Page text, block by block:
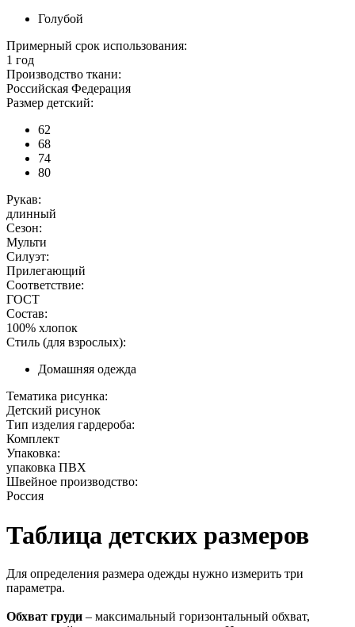
Голубой
Примерный срок использования:
1 год
Производство ткани:
Российская Федерация
Размер детский:
62
68
74
80
Рукав:
длинный
Сезон:
Мульти
Силуэт:
Прилегающий
Соответствие:
ГОСТ
Состав:
100% хлопок
Стиль (для взрослых):
Домашняя одежда
Тематика рисунка:
Детский рисунок
Тип изделия гардероба:
Комплект
Упаковка:
упаковка ПВХ
Швейное производство:
Россия
Таблица детских размеров
Для определения размера одежды нужно измерить три
параметра.
Обхват груди – максимальный горизонтальный обхват,